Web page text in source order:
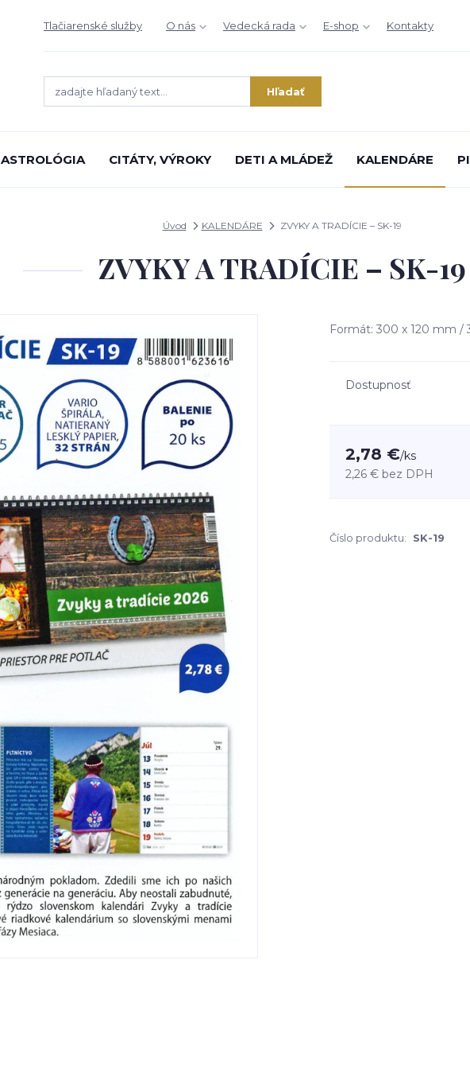
Tlačiarenské služby O nás Vedecká rada E-shop Kontakty
Hľadať
ASTROLÓGIA CITÁTY, VÝROKY DETI A MLÁDEŽ KALENDÁRE
Úvod KALENDÁRE ZVYKY A TRADÍCIE – SK-19
ZVYKY A TRADÍCIE – SK-19
Formát: 300 x 120 mm /
Dostupnosť
2,78 €/ks
2,26 € bez DPH
Číslo produktu: SK-19